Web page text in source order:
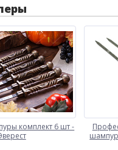
комплект 6 шт -